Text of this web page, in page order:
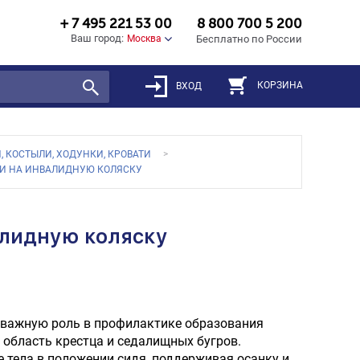
+ 7 495 221 53 00
Ваш город: Москва
8 800 700 5 200
Бесплатно по России
ВХОД КОРЗИНА
ХОДУНКИ, КРОВАТИ
НА ИНВАЛИДНУЮ КОЛЯСКУ
коляску
роль в профилактике образования
крестца и седалищных бугров.